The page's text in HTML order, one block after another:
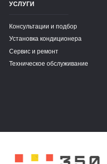
УСЛУГИ
Консультации и подбор
Установка кондиционера
Сервис и ремонт
Техническое обслуживание